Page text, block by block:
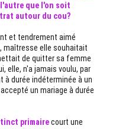
l'autre que l'on soit
autour du cou?
et tendrement aimé
maîtresse elle souhaitait
de quitter sa femme
elle, n'a jamais voulu, par
à durée indéterminée à un
un mariage à durée
primaire court une